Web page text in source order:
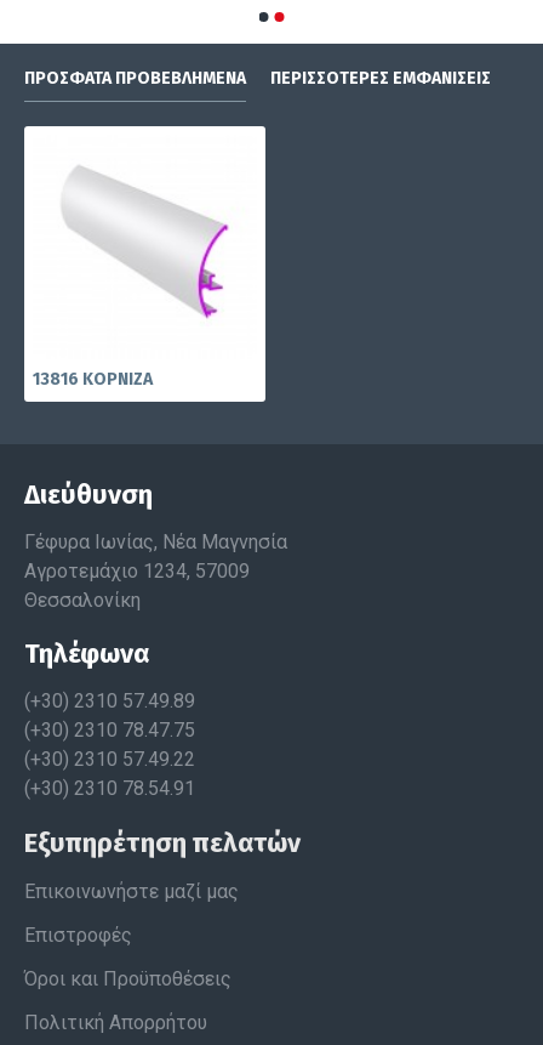
ΠΡΌΣΦΑΤΑ ΠΡΟΒΕΒΛΗΜΈΝΑ ΠΕΡΙΣΣΌΤΕΡΕΣ ΕΜΦΑΝΊΣΕΙΣ
13816 ΚΟΡΝΙΖΑ
Διεύθυνση
Γέφυρα Ιωνίας, Νέα Μαγνησία
Αγροτεμάχιο 1234, 57009
Θεσσαλονίκη
Τηλέφωνα
(+30) 2310 57.49.89
(+30) 2310 78.47.75
(+30) 2310 57.49.22
(+30) 2310 78.54.91
Εξυπηρέτηση πελατών
Επικοινωνήστε μαζί μας
Επιστροφές
Όροι και Προϋποθέσεις
Πολιτική Απορρήτου